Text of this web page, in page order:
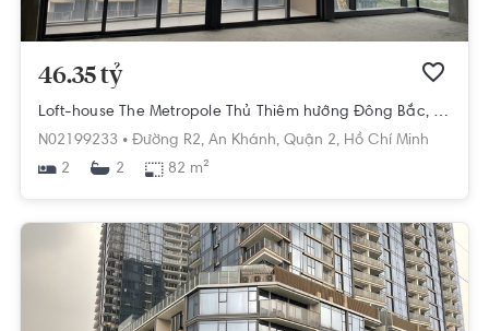
46.35 tỷ
Loft-house The Metropole Thủ Thiêm hướng Đông Bắc, diện tích 82m²
N02199233 • Đường R2, An Khánh, Quận 2, Hồ Chí Minh
2
2 82 m²